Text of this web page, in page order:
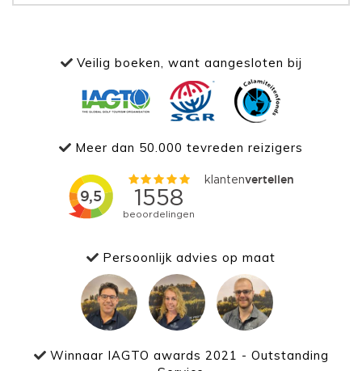
Veilig boeken, want aangesloten bij
Meer dan 50.000 tevreden reizigers
Persoonlijk advies op maat
Winnaar IAGTO awards 2021 - Outstanding